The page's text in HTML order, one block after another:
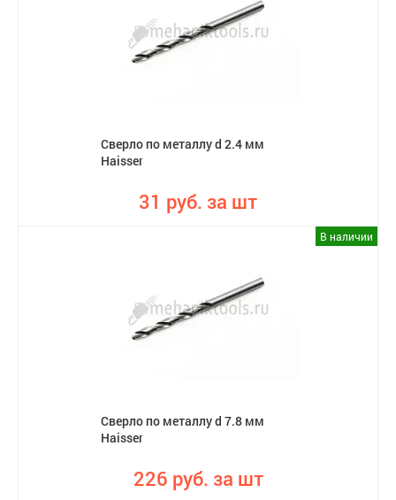
Сверло по металлу d 2.4 мм
Haisser
31 руб. за шт
В наличии
Сверло по металлу d 7.8 мм
Haisser
226 руб. за шт